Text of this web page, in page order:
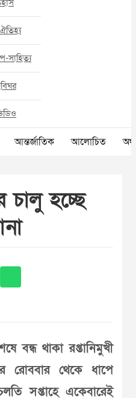
ঐতিহ্য
সাহিত্য
আন্তর্জাতিক আলোচিত
চালু হচ্ছে
বন্ধ থাকা রপ্তানিমুখী
রোববার থেকে ধাপে
সপ্তাহে একেবারেই